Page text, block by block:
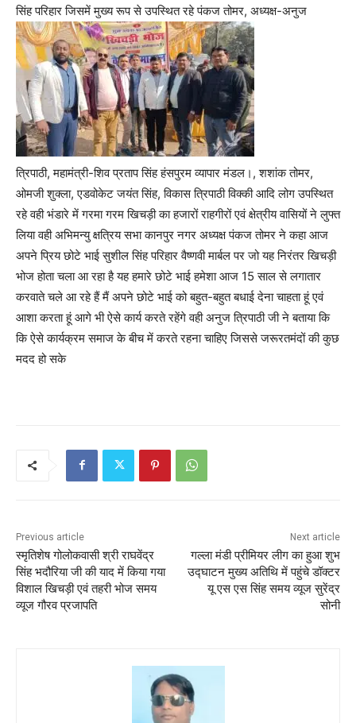
सिंह परिहार जिसमें मुख्य रूप से उपस्थित रहे पंकज तोमर, अध्यक्ष-अनुज
त्रिपाठी, महामंत्री-शिव प्रताप सिंह हंसपुरम व्यापार मंडल।, शशांक तोमर,
ओमजी शुक्ला, एडवोकेट जयंत सिंह, विकास त्रिपाठी विक्की आदि लोग उपस्थित
रहे वही भंडारे में गरमा गरम खिचड़ी का हजारों राहगीरों एवं क्षेत्रीय वासियों ने लुफ्त
लिया वही अभिमन्यु क्षत्रिय सभा कानपुर नगर अध्यक्ष पंकज तोमर ने कहा आज
अपने प्रिय छोटे भाई सुशील सिंह परिहार वैष्णवी मार्बल पर जो यह निरंतर खिचड़ी
भोज होता चला आ रहा है यह हमारे छोटे भाई हमेशा आज 15 साल से लगातार
करवाते चले आ रहे हैं मैं अपने छोटे भाई को बहुत-बहुत बधाई देना चाहता हूं एवं
आशा करता हूं आगे भी ऐसे कार्य करते रहेंगे वही अनुज त्रिपाठी जी ने बताया कि
कि ऐसे कार्यक्रम समाज के बीच में करते रहना चाहिए जिससे जरूरतमंदों की कुछ
मदद हो सके
Previous article
स्मृतिशेष गोलोकवासी श्री राघवेंद्र
सिंह भदौरिया जी की याद में किया गया
विशाल खिचड़ी एवं तहरी भोज समय
व्यूज गौरव प्रजापति
Next article
गल्ला मंडी प्रीमियर लीग का हुआ शुभ
उद्घाटन मुख्य अतिथि में पहुंचे डॉक्टर
यू एस एस सिंह समय व्यूज सुरेंद्र
सोनी